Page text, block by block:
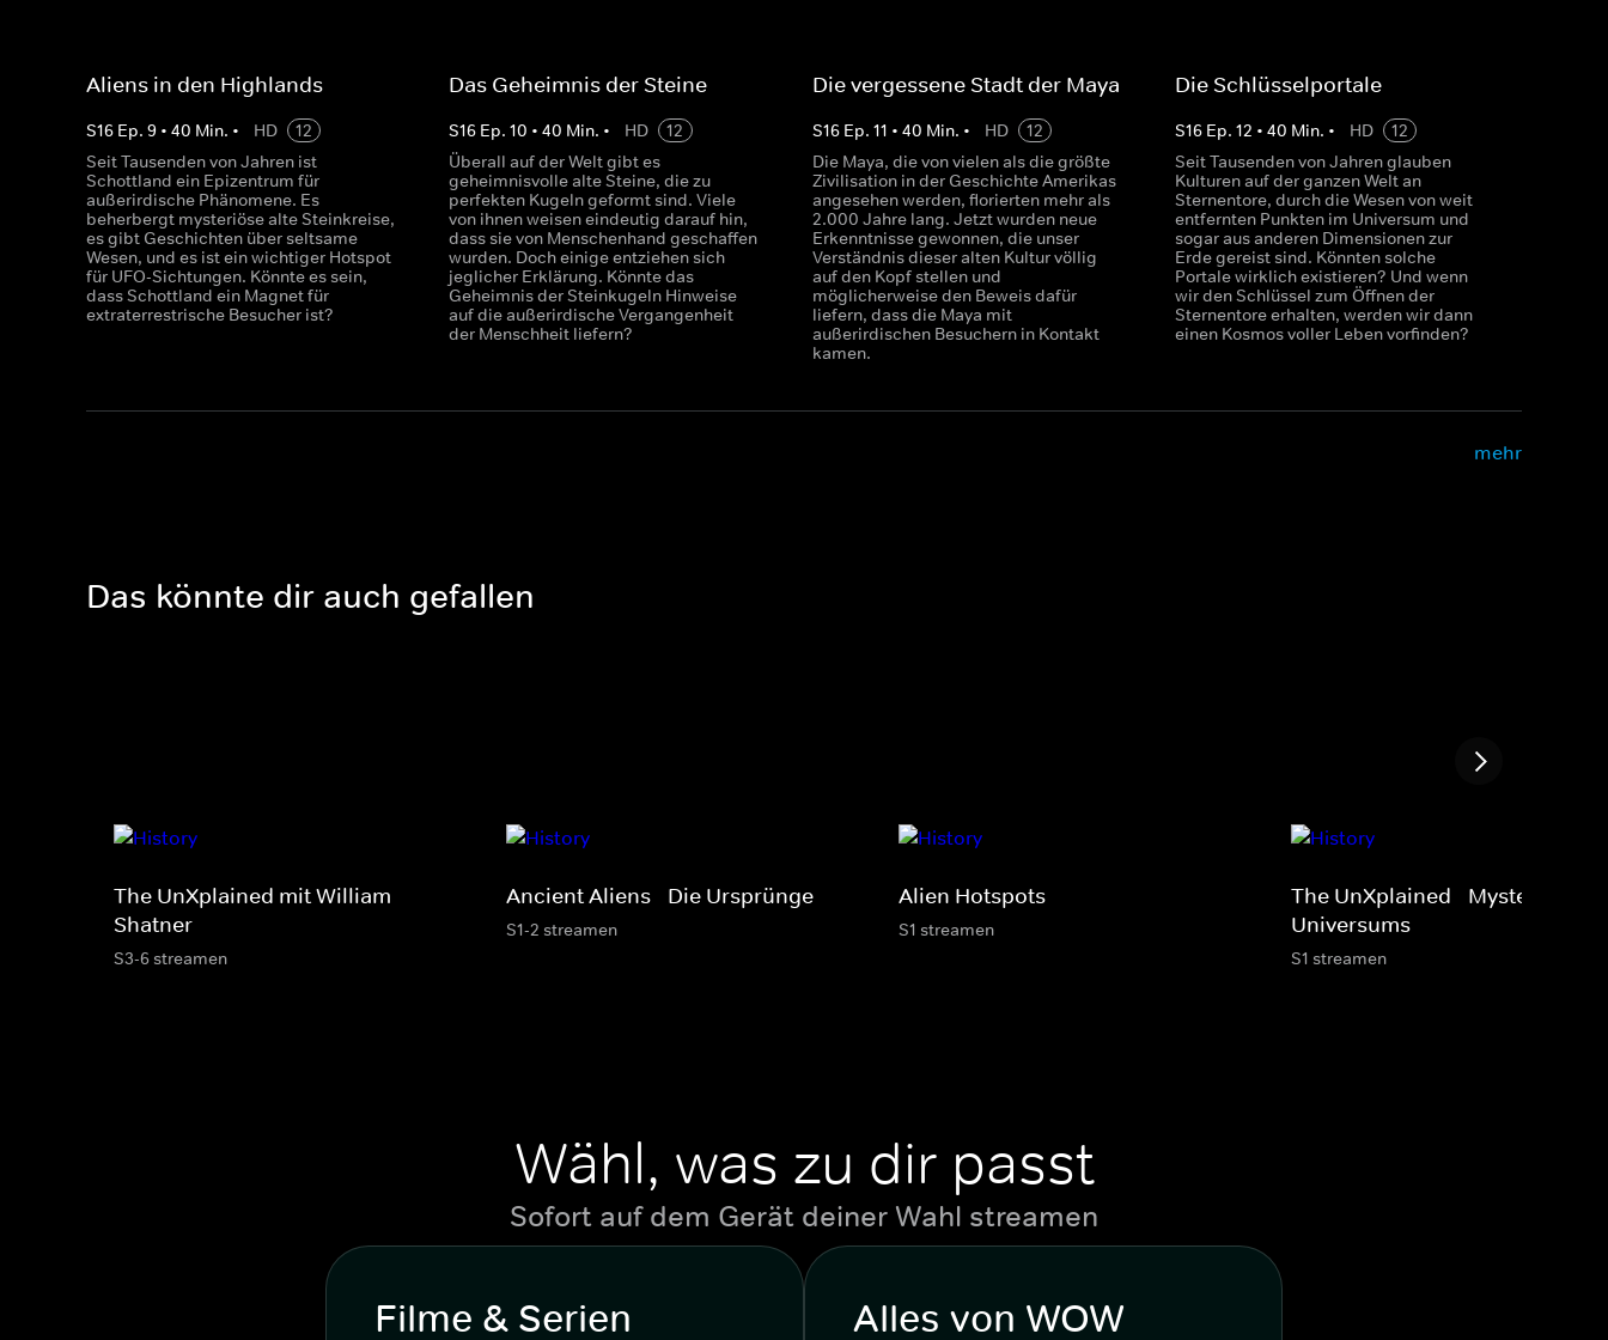
Aliens in den Highlands
S16 Ep. 9 • 40 Min. • HD
12
Seit Tausenden von Jahren ist
Schottland ein Epizentrum für
außerirdische Phänomene. Es
beherbergt mysteriöse alte Steinkreise,
es gibt Geschichten über seltsame
Wesen, und es ist ein wichtiger Hotspot
für UFO-Sichtungen. Könnte es sein,
dass Schottland ein Magnet für
extraterrestrische Besucher ist?
Das Geheimnis der Steine
S16 Ep.10 •40 Min. • HD
12
Überall auf der Welt gibt es
geheimnisvolle alte Steine, die zu
perfekten Kugeln geformt sind. Viele
von ihnen weisen eindeutig darauf hin,
dass sie von Menschenhand geschaffen
wurden. Doch einige entziehen sich
jeglicher Erklärung. Könnte das
Geheimnis der Steinkugeln Hinweise
auf die außerirdische Vergangenheit
der Menschheit liefern?
Die vergessene Stadt der Maya
S16 Ep. 11 • 40 Min. • HD
12
Die Maya, die von vielen als die größte
Zivilisation in der Geschichte Amerikas
angesehen werden, florierten mehr als
2.000 Jahre lang. Jetzt wurden neue
Erkenntnisse gewonnen, die unser
Verständnis dieser alten Kultur völlig
auf den Kopf stellen und
möglicherweise den Beweis dafür
liefern, dass die Maya mit
außerirdischen Besuchern in Kontakt
kamen.
Die Schlüsselportale
S16 Ep. 12 • 40 Min. • HD
12
Seit Tausenden von Jahren glauben
Kulturen auf der ganzen Welt an
Sternentore, durch die Wesen von weit
entfernten Punkten im Universum und
sogar aus anderen Dimensionen zur
Erde gereist sind. Könnten solche
Portale wirklich existieren? Und wenn
wir den Schlüssel zum Öffnen der
Sternentore erhalten, werden wir dann
einen Kosmos voller Leben vorfinden?
mehr
Das könnte dir auch gefallen
The UnXplained mit William
Shatner
S3-6 streamen
Ancient Aliens - Die Ursprünge
S1-2 streamen
Alien Hotspots
S1 streamen
The UnXplained - Mysterien des
Universums
S1 streamen
Wähl, was zu dir passt
Sofort auf dem Gerät deiner Wahl streamen
Filme & Serien Alles von WOW